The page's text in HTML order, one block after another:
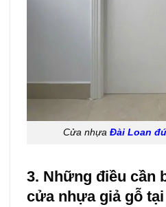
Cửa nhựa Đài Loan
3. Những điều cần
cửa nhựa giả gỗ